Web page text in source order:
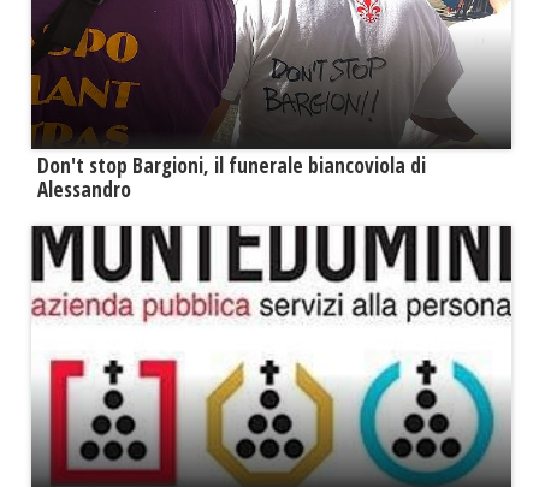
Don't stop Bargioni, il funerale biancoviola di
Alessandro